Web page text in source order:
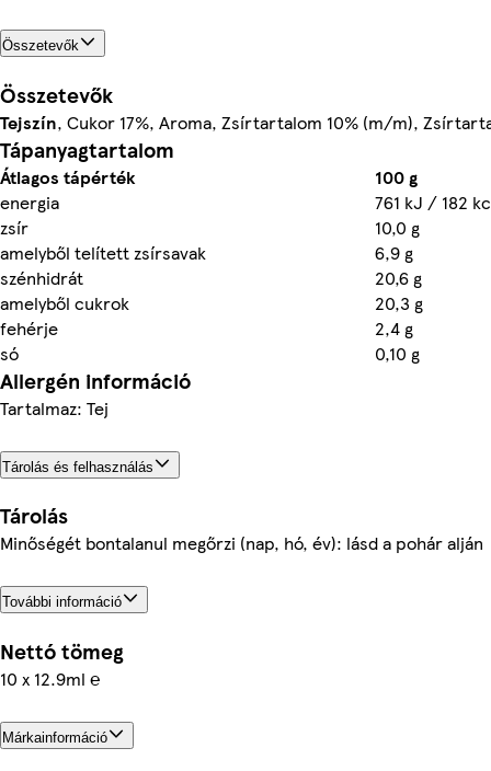
Összetevők
Összetevők
Tejszín, Cukor 17%, Aroma, Zsírtartalom 10% (m/m),
Tápanyagtartalom
Átlagos tápérték
100 g
energia
761 kJ / 182
zsír
10,0 g
amelyből telített zsírsavak
6,9 g
szénhidrát
20,6 g
amelyből cukrok
20,3 g
fehérje
2,4 g
só
0,10 g
Allergén információ
Tartalmaz: Tej
Tárolás és felhasználás
Tárolás
Minőségét bontalanul megőrzi (nap, hó, év): lásd a pohár alján
További információ
Nettó tömeg
10 x 12.9ml ℮
Márkainformáció